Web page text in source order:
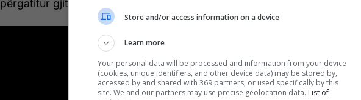
përgatitur gjithë këtë spektakël’”.
Store and/or access information on a device
Learn more
Your personal data will be processed and information from your device
(cookies, unique identifiers, and other device data) may be stored by,
accessed by and shared with 369 partners, or used specifically by this
site. We and our partners may use precise geolocation data. List of